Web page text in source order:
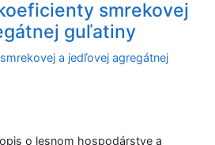
smrekovej
guľatiny
a jedľovej agregátnej
o lesnom hospodárstve a